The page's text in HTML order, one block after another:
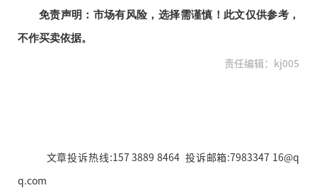
免责声明：市场有风险，选择需谨慎！此文仅供参考，
不作买卖依据。
责任编辑：kj005
文章投诉热线:157 3889 8464 投诉邮箱:7983347 16@q
q.com